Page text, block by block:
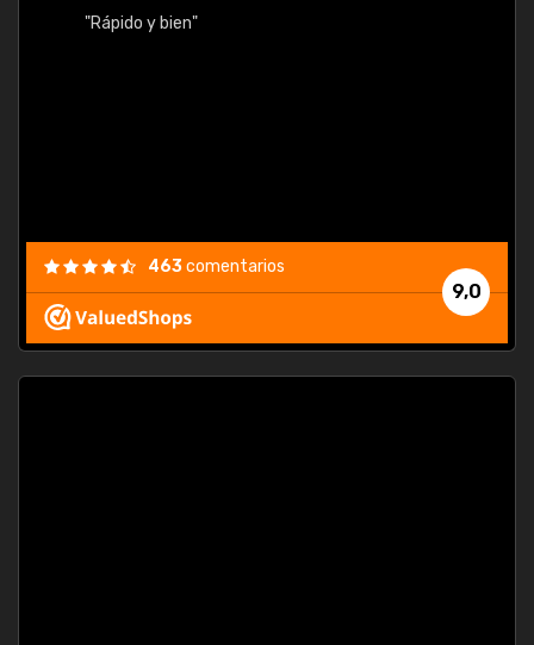
"Rápido y bien"
9,0
463comentarios